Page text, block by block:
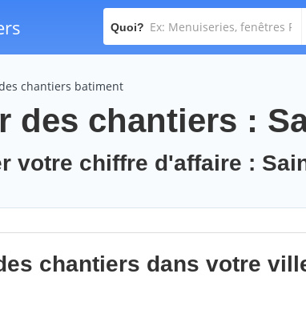
Quoi?
chantiers batiment
des chantiers :
votre chiffre d'affaire :
chantiers dans votre